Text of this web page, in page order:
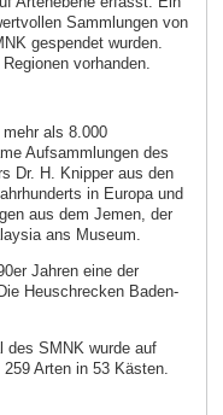
Sammlungen von
gespendet wurden.
vorhanden.
als 8.000
Aufsammlungen des
Dr. H. Knipper aus den
in Europa und
aus dem Jemen, der
ans Museum.
Jahren eine der
Heuschrecken Baden-
des SMNK wurde auf
Arten in 53 Kästen.